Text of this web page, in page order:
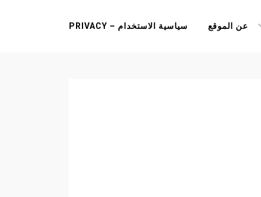
عن الموقع سياسية الاستخدام – PRIVACY